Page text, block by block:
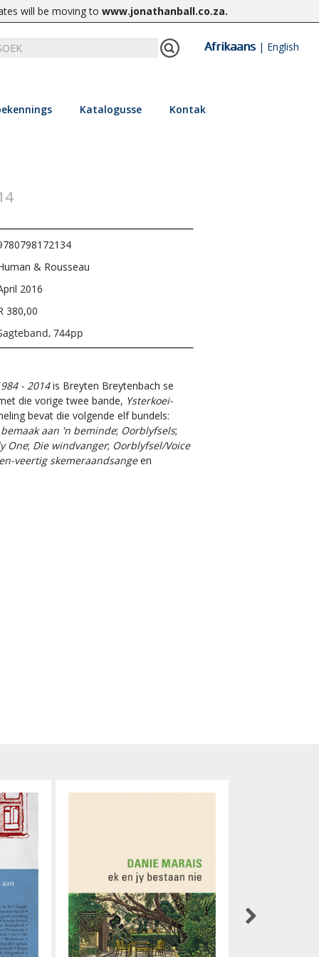
will be moving to www.jonathanball.co.za.
Afrikaans| English
Katalogusse Kontak
& Rousseau
2016
380,00
744pp
- 2014is Breyten Breytenbach se
die vorige twee bande, Ysterkoei-
bevat die volgende elf bundels:
aan 'n beminde; Oorblyfsels;
One; Die windvanger; Oorblyfsel/Voice
veertig skemeraandsangeen